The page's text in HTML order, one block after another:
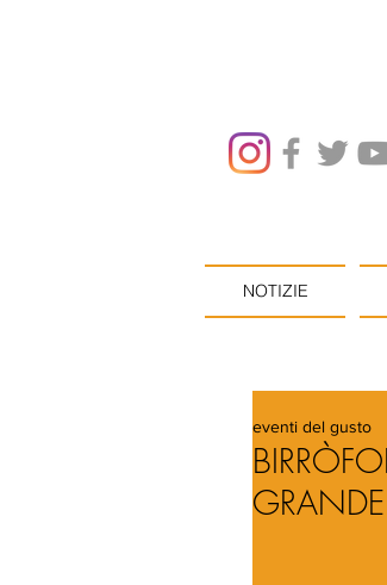
NOTIZIE
eventi del gusto